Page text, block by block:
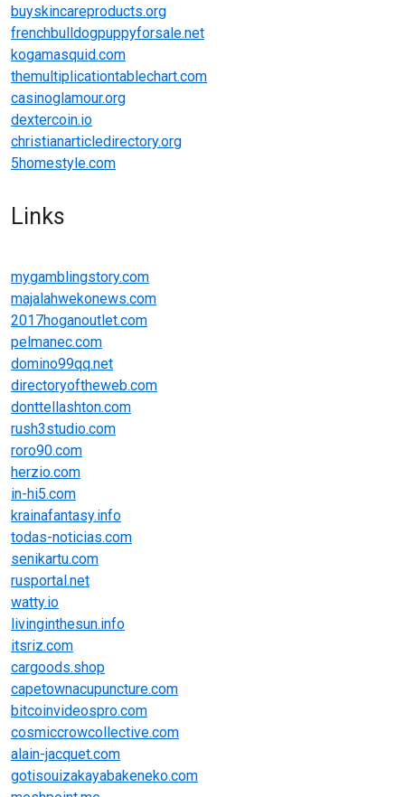
buyskincareproducts.org
frenchbulldogpuppyforsale.net
kogamasquid.com
themultiplicationtablechart.com
casinoglamour.org
dextercoin.io
christianarticledirectory.org
5homestyle.com
Links
mygamblingstory.com
majalahwekonews.com
2017hoganoutlet.com
pelmanec.com
domino99qq.net
directoryoftheweb.com
donttellashton.com
rush3studio.com
roro90.com
herzio.com
in-hi5.com
krainafantasy.info
todas-noticias.com
senikartu.com
rusportal.net
watty.io
livinginthesun.info
itsriz.com
cargoods.shop
capetownacupuncture.com
bitcoinvideospro.com
cosmiccrowcollective.com
alain-jacquet.com
gotisouizakayabakeneko.com